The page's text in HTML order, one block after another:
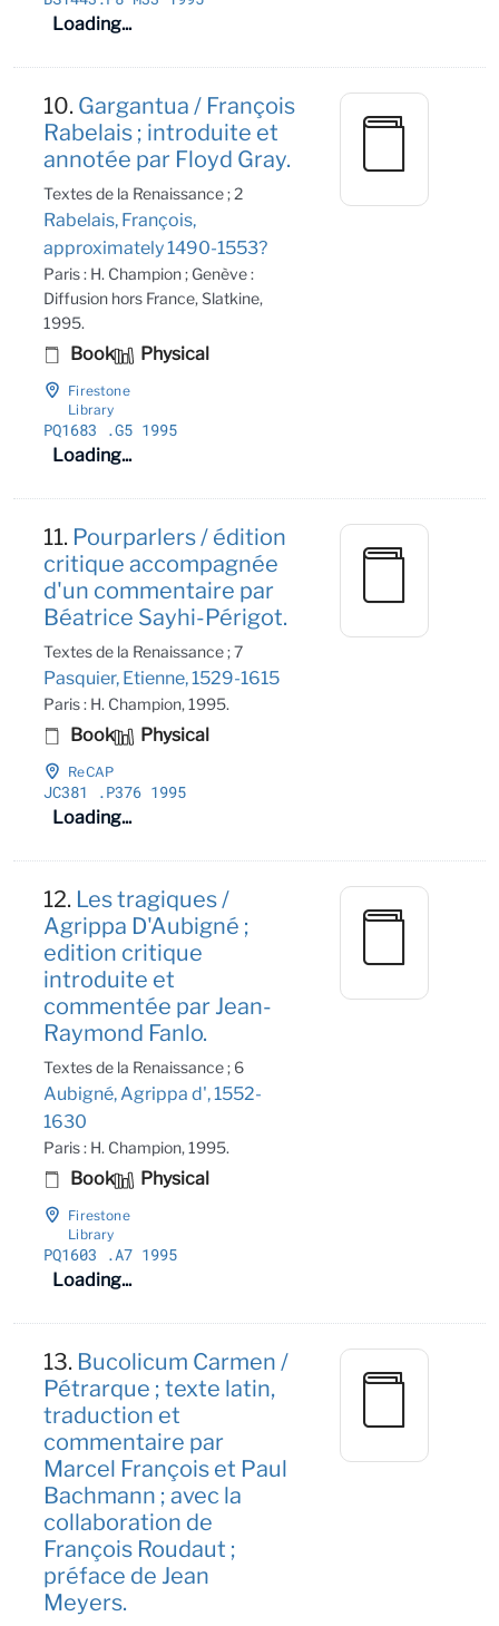
Loading...
10. Gargantua / François
Rabelais ; introduite et
annotée par Floyd Gray.
Textes de la Renaissance ; 2
Rabelais, François,
approximately 1490-1553?
Paris : H. Champion ; Genève :
Diffusion hors France, Slatkine,
1995.
Book Physical
Firestone
Library
PQ1683
.G5 1995
Loading...
11. Pourparlers / édition
critique accompagnée
d'un commentaire par
Béatrice Sayhi-Périgot.
Textes de la Renaissance ; 7
Pasquier, Etienne, 1529-1615
Paris : H. Champion, 1995.
Book Physical
ReCAP
JC381
.P376 1995
Loading...
12. Les tragiques /
Agrippa D'Aubigné ;
edition critique
introduite et
commentée par Jean-
Raymond Fanlo.
Textes de la Renaissance ; 6
Aubigné, Agrippa d', 1552-
1630
Paris : H. Champion, 1995.
Book Physical
Firestone
Library
PQ1603
.A7 1995
Loading...
13. Bucolicum Carmen /
Pétrarque ; texte latin,
traduction et
commentaire par
Marcel François et Paul
Bachmann ; avec la
collaboration de
François Roudaut ;
préface de Jean
Meyers.